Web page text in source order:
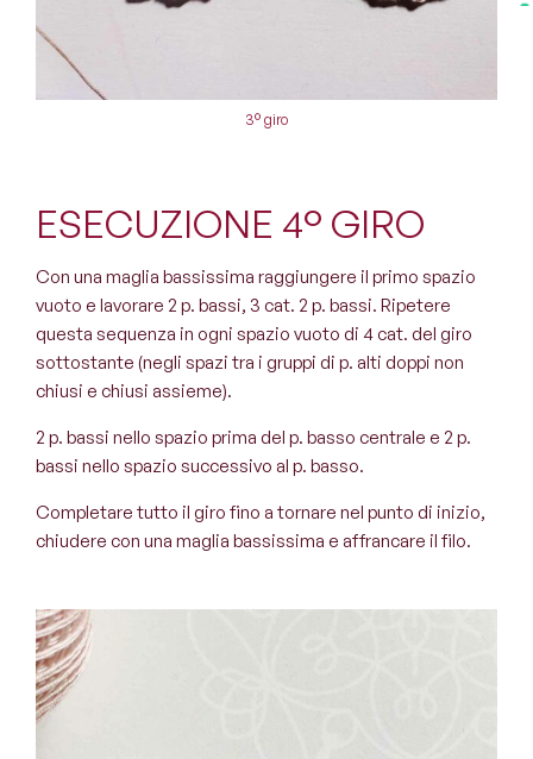
3° giro
ESECUZIONE 4° GIRO
Con una maglia bassissima raggiungere il primo spazio
vuoto e lavorare 2 p. bassi, 3 cat. 2 p. bassi. Ripetere
questa sequenza in ogni spazio vuoto di 4 cat. del giro
sottostante (negli spazi tra i gruppi di p. alti doppi non
chiusi e chiusi assieme).
2 p. bassi nello spazio prima del p. basso centrale e 2 p.
bassi nello spazio successivo al p. basso.
Completare tutto il giro fino a tornare nel punto di inizio,
chiudere con una maglia bassissima e affrancare il filo.